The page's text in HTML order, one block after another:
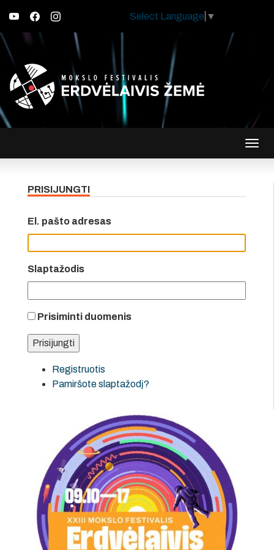
Select Language ▼
PRISIJUNGTI
El. pašto adresas
Slaptažodis
Prisiminti duomenis
Registruotis
Pamiršote slaptažodį?